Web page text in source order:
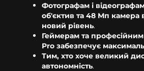
Фотографам і
об'єктив та 48 Мп камера
новий рівень.
Геймерам та
Pro забезпечує
Тим, хто хоче великий
автономність.